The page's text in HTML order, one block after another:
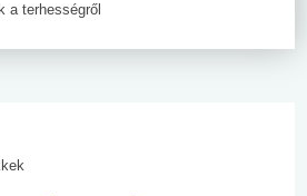
a terhességről